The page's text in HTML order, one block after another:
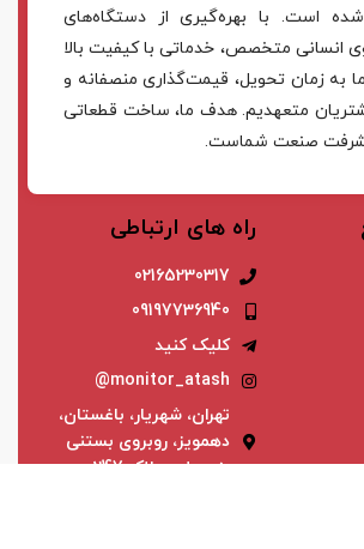
است. با بهره‌گیری از دستگاه‌های
انسانی متخصص، خدماتی با کیفیت بالا
به زمان تحویل، قیمت‌گذاری منصفانه و
متعهدیم. هدف ما، ساخت قطعاتی
صنعت شماست.
راه های ارتباطی
02165230317
09197736940
کلیک کنید
monitor_atash@
تهران، شهریار، باغستان،
دهمویز، روبروی بستنی
بنی علی، پلاک 247